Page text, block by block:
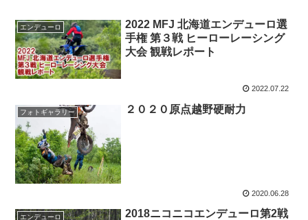
エンデューロ
2022 MFJ 北海道エンデューロ選
手権 第３戦 ヒーローレーシング
大会 観戦レポート
2022.07.22
フォトギャラリー ２０２０原点越野硬耐力
2020.06.28
エンデューロ
2018ニコニコエンデューロ第2戦